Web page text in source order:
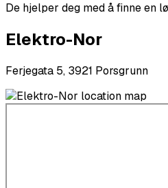
De hjelper deg med å finne en
Elektro-Nor
Ferjegata 5, 3921 Porsgrunn